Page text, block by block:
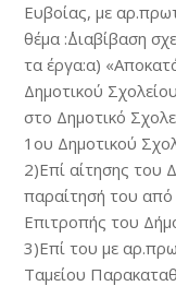
Ευβοίας, με
θέμα :΄΄Διαβίβαση
τα έργα:α)
Δημοτικού
στο Δημοτικό
1ου Δημοτικού
2)Επί αίτησης του
παραίτησή του από
Επιτροπής του
3)Επί του με
Ταμείου